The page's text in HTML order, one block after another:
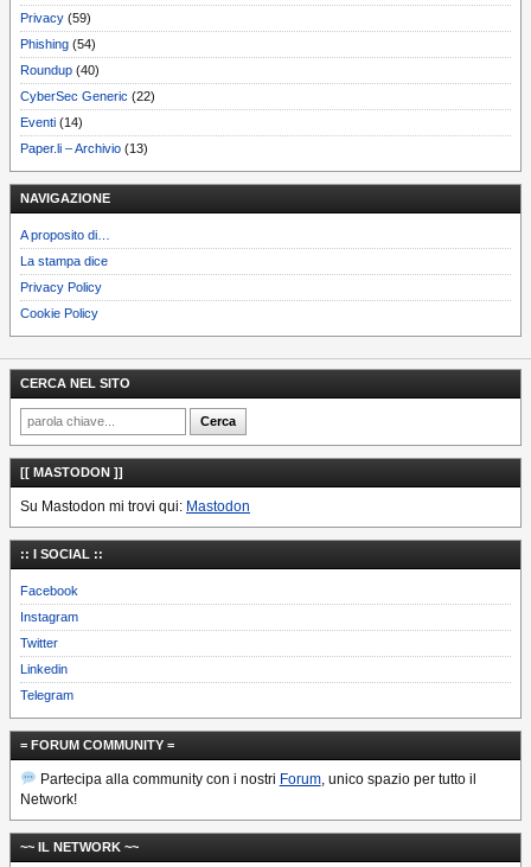
Privacy (59)
Phishing (54)
Roundup (40)
CyberSec Generic (22)
Eventi (14)
Paper.li – Archivio (13)
NAVIGAZIONE
A proposito di…
La stampa dice
Privacy Policy
Cookie Policy
CERCA NEL SITO
[[ MASTODON ]]
Su Mastodon mi trovi qui: Mastodon
:: I SOCIAL ::
Facebook
Instagram
Twitter
Linkedin
Telegram
= FORUM COMMUNITY =
Partecipa alla community con i nostri Forum, unico spazio per tutto il
Network!
~~ IL NETWORK ~~